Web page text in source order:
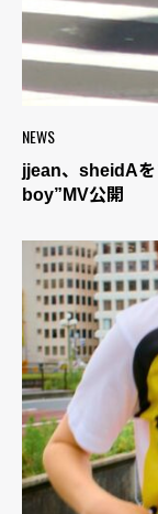
NEWS
jjean、sheidA
boy”MV公開